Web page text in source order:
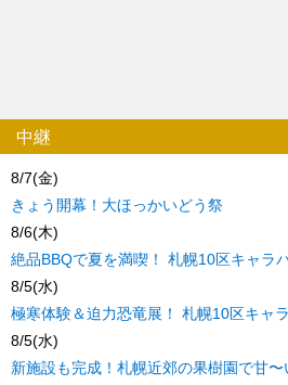
中継
8/7(金)
きょう開幕！大ほっかいどう祭
8/6(木)
絶品BBQで夏を満喫！ 札幌10区キャラ
8/5(水)
極寒体験＆迫力恐竜展！ 札幌10区キャ
8/5(水)
新施設も完成！札幌近郊の果樹園で甘〜